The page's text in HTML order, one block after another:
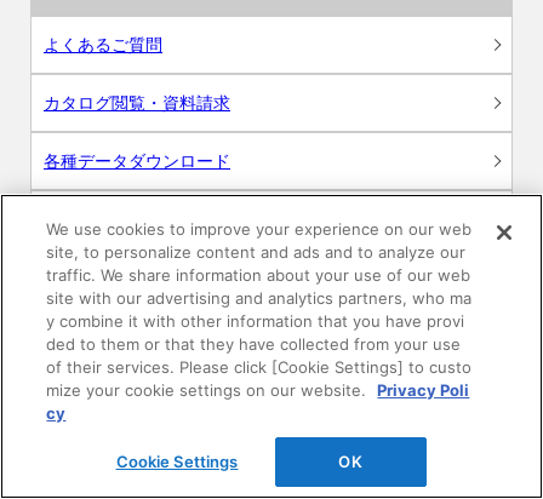
よくあるご質問
カタログ閲覧・資料請求
各種データダウンロード
WEB見積・各種シミュレーション
交換用部品の購入
修理・点検
お問い合わせ
We use cookies to improve your experience on our web
site, to personalize content and ads and to analyze our
traffic. We share information about your use of our web
site with our advertising and analytics partners, who ma
y combine it with other information that you have provi
ded to them or that they have collected from your use
of their services. Please click [Cookie Settings] to custo
mize your cookie settings on our website.
Privacy Poli
cy
Cookie Settings OK